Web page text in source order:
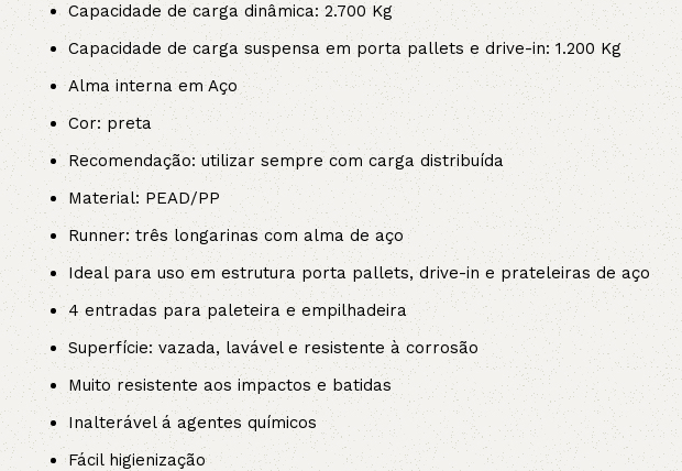
Capacidade de carga dinâmica: 2.700 Kg
Capacidade de carga suspensa em porta pallets e drive-in: 1.200 Kg
Alma interna em Aço
Cor: preta
Recomendação: utilizar sempre com carga distribuída
Material: PEAD/PP
Runner: três longarinas com alma de aço
Ideal para uso em estrutura porta pallets, drive-in e prateleiras de aço
4 entradas para paleteira e empilhadeira
Superfície: vazada, lavável e resistente à corrosão
Muito resistente aos impactos e batidas
Inalterável á agentes químicos
Fácil higienização